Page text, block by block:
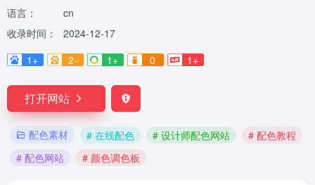
语言：
cn
收录时间：
2024-12-17
1+
2- 1+ 0 1+
打开网站
配色素材 # 在线配色 # 设计师配色网站
# 配色教程
# 配色网站
# 颜色调色板